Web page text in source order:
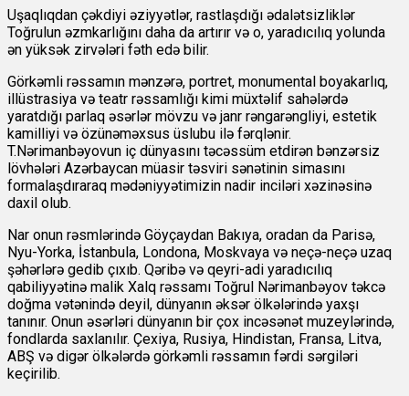
Uşaqlıqdan çəkdiyi əziyyətlər, rastlaşdığı ədalətsizliklər
Toğrulun əzmkarlığını daha da artırır və o, yaradıcılıq yolunda
ən yüksək zirvələri fəth edə bilir.
Görkəmli rəssamın mənzərə, portret, monumental boyakarlıq,
illüstrasiya və teatr rəssamlığı kimi müxtəlif sahələrdə
yaratdığı parlaq əsərlər mövzu və janr rəngarəngliyi, estetik
kamilliyi və özünəməxsus üslubu ilə fərqlənir.
T.Nərimanbəyovun iç dünyasını təcəssüm etdirən bənzərsiz
lövhələri Azərbaycan müasir təsviri sənətinin simasını
formalaşdıraraq mədəniyyətimizin nadir inciləri xəzinəsinə
daxil olub.
Nar onun rəsmlərində Göyçaydan Bakıya, oradan da Parisə,
Nyu-Yorka, İstanbula, Londona, Moskvaya və neçə-neçə uzaq
şəhərlərə gedib çıxıb. Qəribə və qeyri-adi yaradıcılıq
qabiliyyətinə malik Xalq rəssamı Toğrul Nərimanbəyov təkcə
doğma vətənində deyil, dünyanın əksər ölkələrində yaxşı
tanınır. Onun əsərləri dünyanın bir çox incəsənət muzeylərində,
fondlarda saxlanılır. Çexiya, Rusiya, Hindistan, Fransa, Litva,
ABŞ və digər ölkələrdə görkəmli rəssamın fərdi sərgiləri
keçirilib.